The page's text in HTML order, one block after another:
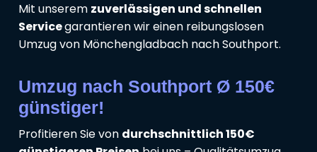
Mit unserem zuverlässigen und schnellen
Servicegarantieren wir einen reibungslosen
Umzug von Mönchengladbach nach Southport.
Umzug nach Southport Ø 150€
günstiger!
Profitieren Sie von durchschnittlich 150€